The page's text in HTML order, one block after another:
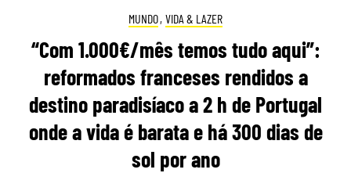
MUNDO, VIDA & LAZER
“Com 1.000€/mês temos tudo aqui”:
reformados franceses rendidos a
destino paradisíaco a 2 h de Portugal
onde a vida é barata e há 300 dias de
sol por ano